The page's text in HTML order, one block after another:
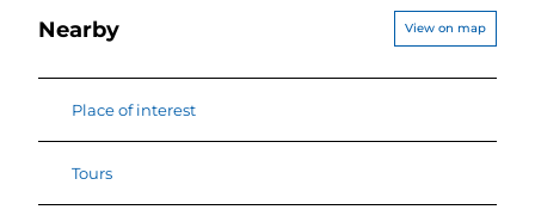
Nearby View on map
Place of interest
Tours